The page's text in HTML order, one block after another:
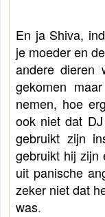
En ja Shiva,
je moederen de
andere dieren
gekomen
nemen, hoe
ook niet dat
gebruikt zijn
gebruikt hij zijn
uit panische
zeker niet dat
was.